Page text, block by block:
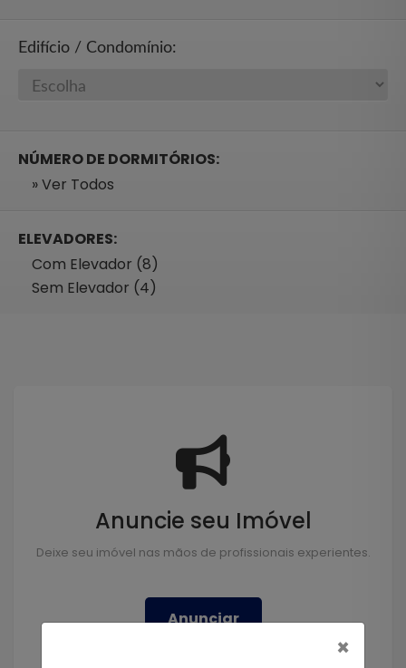
×
Edifício / Condomínio:
NÚMERO DE DORMITÓRIOS:
» Ver Todos
ELEVADORES:
Com Elevador (8)
Sem Elevador (4)
Anuncie seu Imóvel
Deixe seu imóvel nas mãos de profissionais experientes.
Anunciar